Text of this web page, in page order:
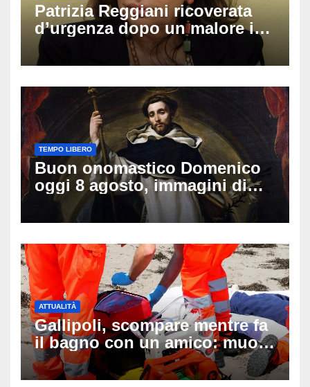
Patrizia Reggiani ricoverata
d’urgenza dopo un malore in
vacanza: come sta oggi l’ex
Lady Gucci
TEMPO LIBERO
Buon onomastico Domenico
oggi 8 agosto, immagini di
auguri da condividere
ATTUALITÀ
Gallipoli, scompare mentre fa
il bagno con un amico: muore
a 19 anni dopo 45 minuti di
disperati tentativi di